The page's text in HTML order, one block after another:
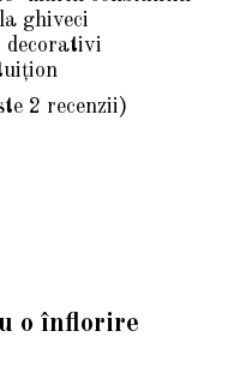
ghiveci
2 recenzii)
o înflorire